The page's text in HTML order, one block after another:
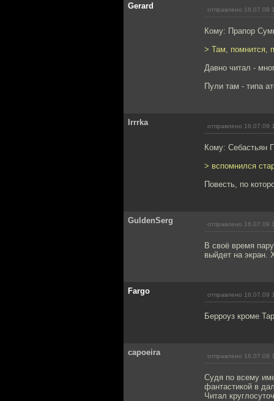
Gerard отправлено 16.07.09
Кому: Прапор
> Там, помнится,
Давно читал -
Пули там - типа
Irrrka отправлено 16.07.09
Кому: Себастьян
> вспомнился
Повесть, по
GuldenSerg отправлено 16.07.09
В своё время
выйдет на экран.
Fargo отправлено 16.07.09
Берроуз кроме
capoeira отправлено 16.07.09
Судя по всему
фантастикой в
Читал